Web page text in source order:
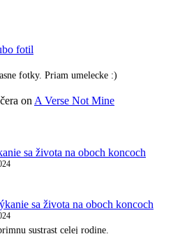
fotil
fotky. Priam umelecke :)
on A Verse Not Mine
sa života na oboch koncoch
sa života na oboch koncoch
sustrast celej rodine.